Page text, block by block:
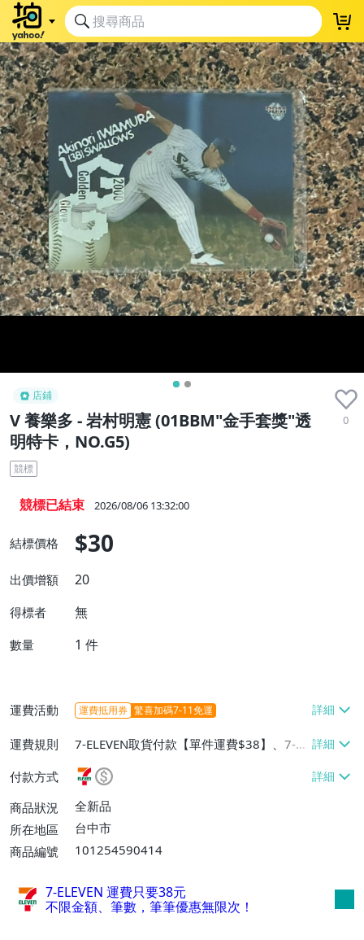
店鋪
V 養樂多 - 岩村明憲 (01BBM"金手套獎"透
明特卡，NO.G5)
0
競標
競標已結束 2026/08/06 13:32:00
結標價格 $30
出價增額 20
得標者 無
數量 1 件
運費活動 運費抵用券 驚喜加碼7-11免運
運費規則
7-ELEVEN取貨付款【單件運費$38】、7-EL
貨運【單件運費$60、消費滿$1000免運
費】、郵局掛號【單件運費$31、滿10件或
消費滿$700免運費】、低溫配送【單件運
付款方式
商品狀況
全新品
所在地區
台中市
商品編號
101254590414
7-ELEVEN 運費只要38元
不限金額、筆數，筆筆優惠無限次！